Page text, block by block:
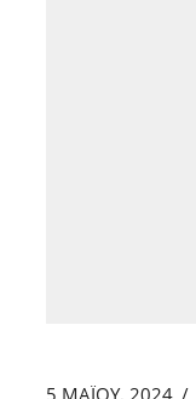
5 ΜΑΪ́ΟΥ, 2024